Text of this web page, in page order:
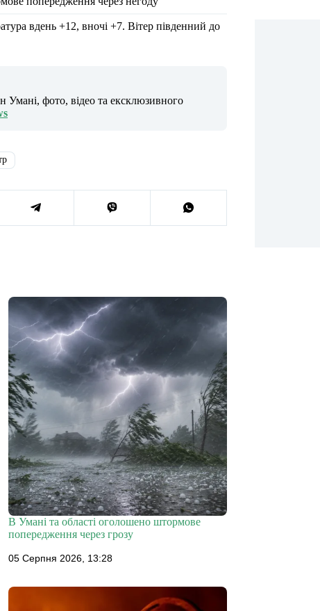
вдень +12, вночі +7. Вітер південний до
Умані, фото, відео та ексклюзивного
В Умані та області оголошено штормове
попередження через грозу
05 Серпня 2026, 13:28